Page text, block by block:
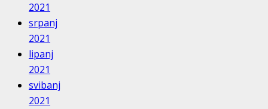
2021
srpanj
2021
lipanj
2021
svibanj
2021